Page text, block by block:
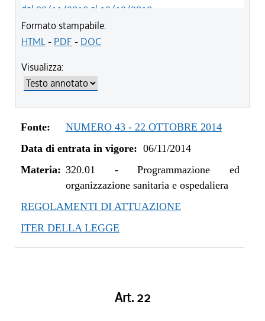
dal 08/11/2018 al 19/12/2018
dal 29/03/2018 al 07/11/2018
dal 15/02/2018 al 28/03/2018
dal 10/08/2017 al 04/01/2018
dal 13/08/2016 al 09/08/2017
dal 13/01/2016 al 12/08/2016
dal 11/08/2015 al 12/01/2016
dal 01/01/2015 al 06/01/2015
dal 06/11/2014 al 31/12/2014
Formato stampabile:
HTML- PDF - DOC
Visualizza:
Fonte:
NUMERO 43 - 22 OTTOBRE 2014
Data di entrata in vigore: 06/11/2014
Materia: 320.01 -Programmazione ed
organizzazione sanitaria e ospedaliera
REGOLAMENTI DI ATTUAZIONE
ITER DELLA LEGGE
Art. 22